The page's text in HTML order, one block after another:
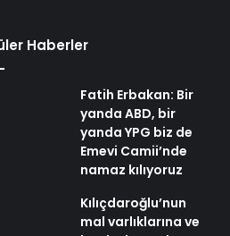
Haberler
Fatih Erbakan: Bir
yanda ABD, bir
yanda YPG biz de
Emevi Camii’nde
namaz kılıyoruz
Kılıçdaroğlu’nun
mal varlıklarına ve